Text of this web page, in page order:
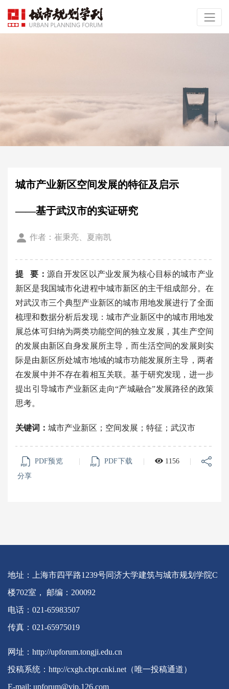
城市产业新区空间发展的特征及启示
——基于武汉市的实证研究
作者：崔秉亮、夏南凯
提 要： 源自开发区以产业发展为核心目标的城市产业
新区是我国城市化进程中城市新区的主干组成部分。在
对武汉市三个典型产业新区的城市用地发展进行了全面
梳理和数据分析后发现：城市产业新区中的城市用地发
展总体可归纳为两类功能空间的独立发展，其生产空间
的发展由新区自身发展所主导，而生活空间的发展则实
际是由新区所处城市地域的城市功能发展所主导，两者
在发展中并不存在着相互关联。基于研究发现，进一步
提出引导城市产业新区走向“产城融合”发展路径的政策
思考。
关键词： 城市产业新区；空间发展；特征；武汉市
PDF预览 | PDF下载 | 1156
|
分享
地址：上海市四平路1239号同济大学建筑与城市规划学院C
楼702室， 邮编：200092
电话：021-65983507
传真：021-65975019
网址：http://upforum.tongji.edu.cn
投稿系统：http://cxgh.cbpt.cnki.net（唯一投稿通道）
E-mail: upforum@vip.126.com